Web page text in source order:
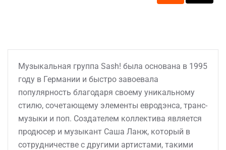
Музыкальная группа Sash! была основана в 1995
году в Германии и быстро завоевала
популярность благодаря своему уникальному
стилю, сочетающему элементы евродэнса, транс-
музыки и поп. Создателем коллектива является
продюсер и музыкант Саша Ланж, который в
сотрудничестве с другими артистами, такими